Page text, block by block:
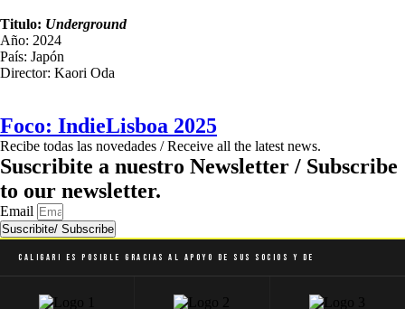
Titulo: Underground
Año: 2024
País: Japón
Director: Kaori Oda
Foco: IndieLisboa 2025
Recibe todas las novedades / Receive all the latest news.
Suscribite a nuestro Newsletter / Subscribe
to our newsletter.
Email
Suscribite/ Subscribe
Caligari es posible gracias al apoyo de sus socios y de